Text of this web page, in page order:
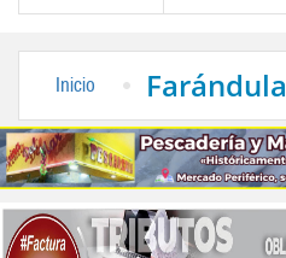
Inicio Farándula